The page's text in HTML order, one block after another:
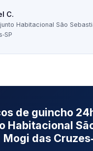
C.
Habitacional São
de guincho
Habitacional
Mogi das